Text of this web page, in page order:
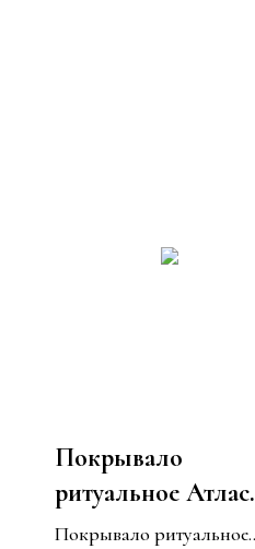
Покрывало
ритуальное Атлас
стеганное вышивка
Покрывало ритуальное